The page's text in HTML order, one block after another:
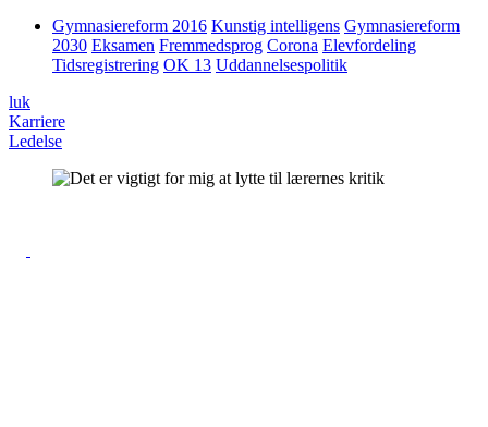
Gymnasiereform 2016 Kunstig intelligens Gymnasiereform
2030 Eksamen Fremmedsprog Corona Elevfordeling
Tidsregistrering OK 13 Uddannelsespolitik
luk
Karriere
Ledelse